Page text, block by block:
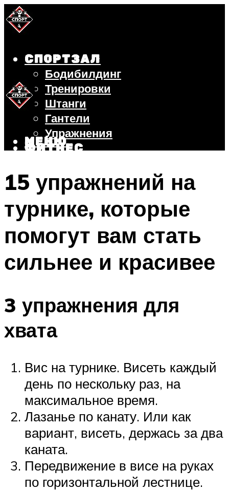
СПОРТЗАЛ
Бодибилдинг
Тренировки
Штанги
Гантели
Упражнения
ФИТНЕС
ВЕЛОСИПЕД
ПОХУДЕНИЕ
МЕНЮ
МЕНЮ
15 упражнений на
турнике, которые
помогут вам стать
сильнее и красивее
3 упражнения для
хвата
Вис на турнике. Висеть каждый
день по нескольку раз, на
максимальное время.
Лазанье по канату. Или как
вариант, висеть, держась за два
каната.
Передвижение в висе на руках
по горизонтальной лестнице.